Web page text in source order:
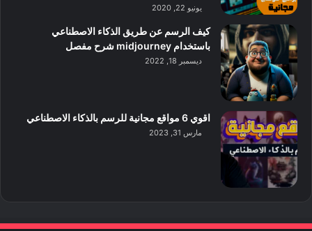
يونيو 22, 2020
كيف الرسم عن طريق الذكاء الاصطناعي
باستخدام midjourney شرح مفصل
ديسمبر 18, 2022
اقوي 6 مواقع مجانية للرسم بالذكاء الاصطناعي
مارس 31, 2023